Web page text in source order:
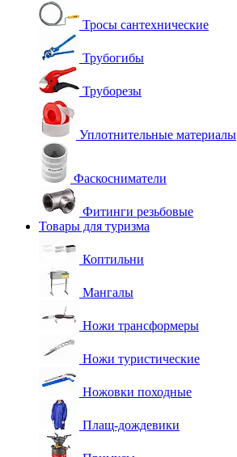
Тросы сантехнические
Трубогибы
Труборезы
Уплотнительные материалы
Фаскосниматели
Фитинги резьбовые
Товары для туризма
Коптильни
Мангалы
Ножи трансформеры
Ножи туристические
Ножовки походные
Плащ-дождевики